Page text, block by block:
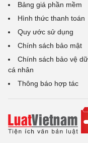
Bảng giá phần mềm
Hình thức thanh toán
Quy ước sử dụng
Chính sách bảo mật
Chính sách bảo vệ
cá nhân
Thông báo hợp tác